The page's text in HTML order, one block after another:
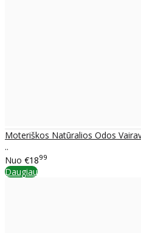
Moteriškos Natūralios Odos
..
Nuo €1899
Daugiau